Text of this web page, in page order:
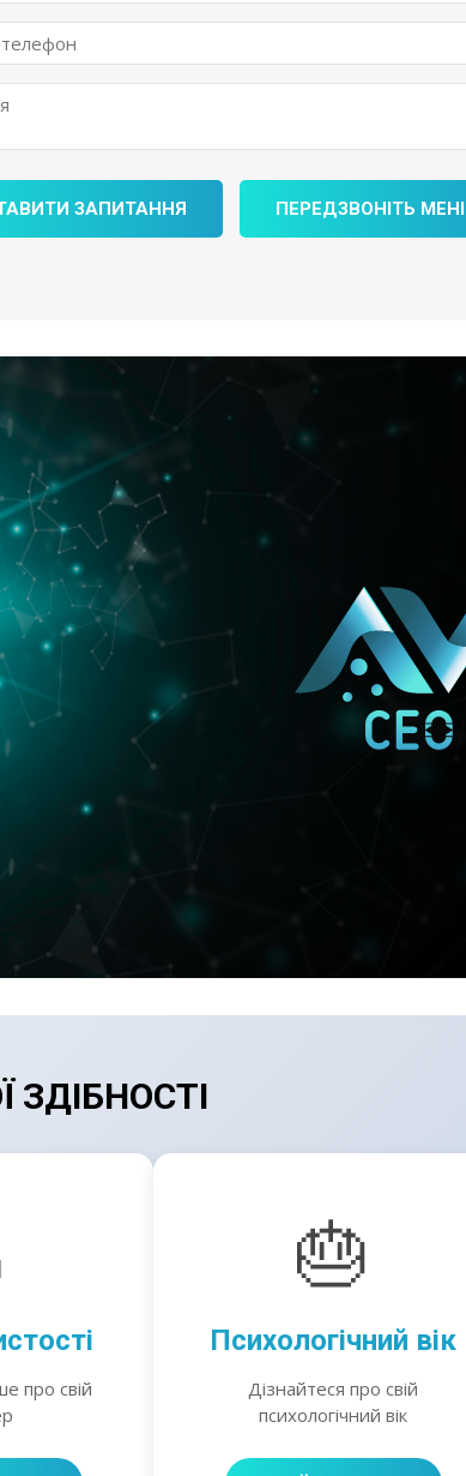
ЗАПИТАННЯ ПЕРЕДЗВОНІТЬ МЕНІ
ЗДІБНОСТІ
про свій
🎂
Психологічний вік
Дізнайтеся про свій
психологічний вік